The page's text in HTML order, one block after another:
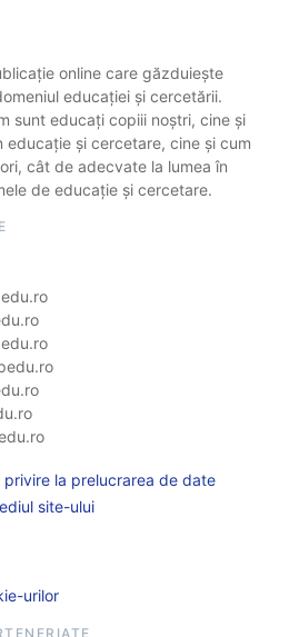
online care găzduiește
educației și cercetării.
sunt educați copiii noștri, cine și
și cercetare, cine și cum
cât de adecvate la lumea în
de educație și cercetare.
la prelucrarea de date
site-ului
urilor